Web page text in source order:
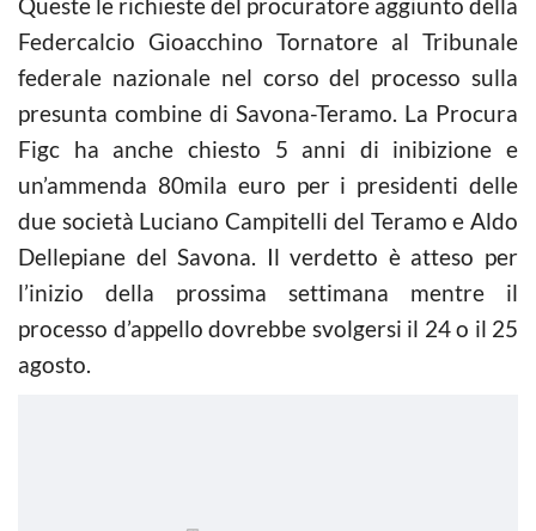
Federcalcio Gioacchino Tornatore al Tribunale
federale nazionale nel corso del processo sulla
presunta combine di Savona-Teramo. La Procura
Figc ha anche chiesto 5 anni di inibizione e
un’ammenda 80mila euro per i presidenti delle
due società Luciano Campitelli del Teramo e Aldo
Dellepiane del Savona. Il verdetto è atteso per
l’inizio della prossima settimana mentre il
processo d’appello dovrebbe svolgersi il 24 o il 25
agosto.